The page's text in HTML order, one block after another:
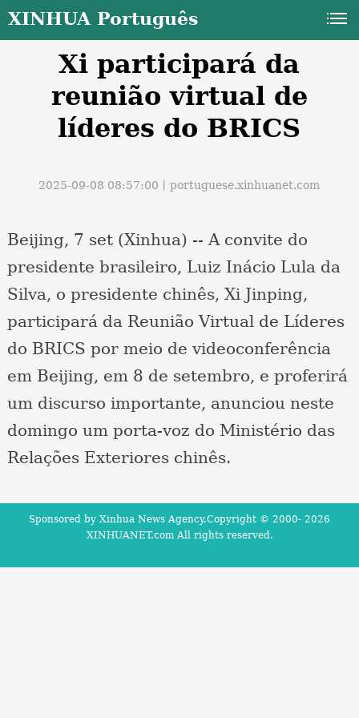
XINHUA Português
Xi participará da
reunião virtual de
líderes do BRICS
2025-09-08 08:57:00丨portuguese.xinhuanet.com
Beijing, 7 set (Xinhua) -- A convite do
presidente brasileiro, Luiz Inácio Lula da
Silva, o presidente chinês, Xi Jinping,
participará da Reunião Virtual de Líderes
do BRICS por meio de videoconferência
em Beijing, em 8 de setembro, e proferirá
um discurso importante, anunciou neste
domingo um porta-voz do Ministério das
Relações Exteriores chinês.
Sponsored by Xinhua News Agency.Copyright © 2000- 2026
XINHUANET.com All rights reserved.